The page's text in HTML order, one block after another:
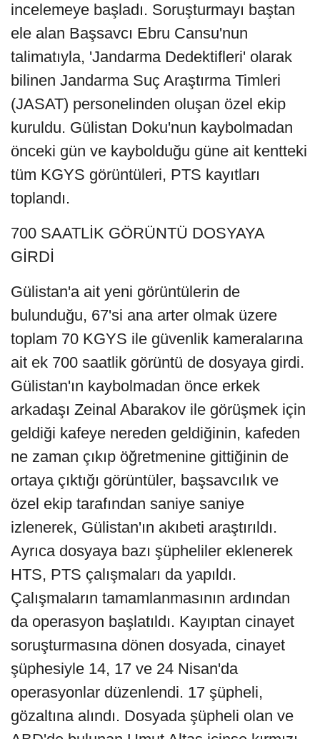
incelemeye başladı. Soruşturmayı baştan
ele alan Başsavcı Ebru Cansu'nun
talimatıyla, 'Jandarma Dedektifleri' olarak
bilinen Jandarma Suç Araştırma Timleri
(JASAT) personelinden oluşan özel ekip
kuruldu. Gülistan Doku'nun kaybolmadan
önceki gün ve kaybolduğu güne ait kentteki
tüm KGYS görüntüleri, PTS kayıtları
toplandı.
700 SAATLİK GÖRÜNTÜ DOSYAYA
GİRDİ
Gülistan'a ait yeni görüntülerin de
bulunduğu, 67'si ana arter olmak üzere
toplam 70 KGYS ile güvenlik kameralarına
ait ek 700 saatlik görüntü de dosyaya girdi.
Gülistan'ın kaybolmadan önce erkek
arkadaşı Zeinal Abarakov ile görüşmek için
geldiği kafeye nereden geldiğinin, kafeden
ne zaman çıkıp öğretmenine gittiğinin de
ortaya çıktığı görüntüler, başsavcılık ve
özel ekip tarafından saniye saniye
izlenerek, Gülistan'ın akıbeti araştırıldı.
Ayrıca dosyaya bazı şüpheliler eklenerek
HTS, PTS çalışmaları da yapıldı.
Çalışmaların tamamlanmasının ardından
da operasyon başlatıldı. Kayıptan cinayet
soruşturmasına dönen dosyada, cinayet
şüphesiyle 14, 17 ve 24 Nisan'da
operasyonlar düzenlendi. 17 şüpheli,
gözaltına alındı. Dosyada şüpheli olan ve